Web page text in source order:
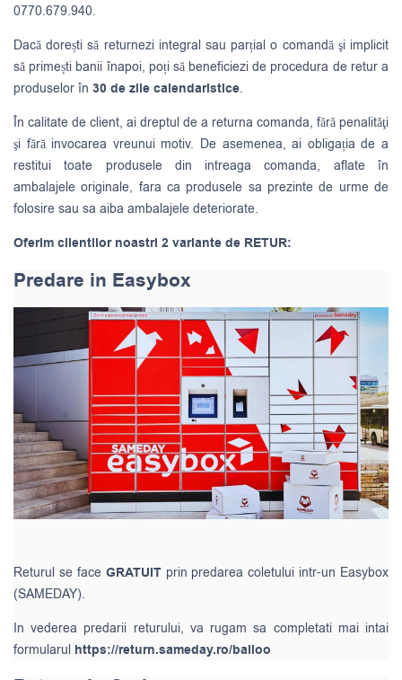
0770.679.940.
Dacă dorești să returnezi integral sau parțial o comandă şi implicit
să primești banii înapoi, poți să beneficiezi de procedura de retur a
produselor în 30 de zile calendaristice.
În calitate de client, ai dreptul de a returna comanda, fără penalităţi
şi fără invocarea vreunui motiv. De asemenea, ai obligația de a
restitui toate produsele din intreaga comanda, aflate în
ambalajele originale, fara ca produsele sa prezinte de urme de
folosire sau sa aiba ambalajele deteriorate.
Oferim clientilor noastri 2 variante de RETUR:
Predare in Easybox
Returul se face GRATUIT prin predarea coletului intr-un Easybox
(SAMEDAY).
In vederea predarii returului, va rugam sa completati mai intai
formularul https://return.sameday.ro/balloo